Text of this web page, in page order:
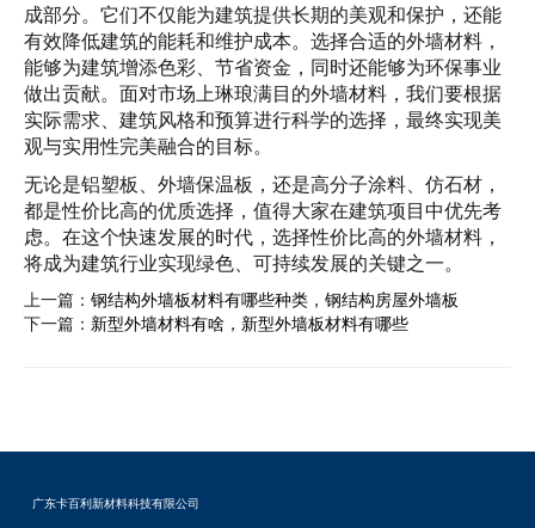
成部分。它们不仅能为建筑提供长期的美观和保护，还能
有效降低建筑的能耗和维护成本。选择合适的外墙材料，
能够为建筑增添色彩、节省资金，同时还能够为环保事业
做出贡献。面对市场上琳琅满目的外墙材料，我们要根据
实际需求、建筑风格和预算进行科学的选择，最终实现美
观与实用性完美融合的目标。
无论是铝塑板、外墙保温板，还是高分子涂料、仿石材，
都是性价比高的优质选择，值得大家在建筑项目中优先考
虑。在这个快速发展的时代，选择性价比高的外墙材料，
将成为建筑行业实现绿色、可持续发展的关键之一。
上一篇： 钢结构外墙板材料有哪些种类，钢结构房屋外墙板
下一篇： 新型外墙材料有啥，新型外墙板材料有哪些
广东卡百利新材料科技有限公司